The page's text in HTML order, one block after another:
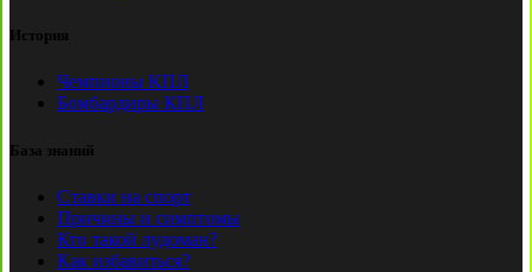
История
Чемпионы КПЛ
Бомбардиры КПЛ
База знаний
Ставки на спорт
Причины и симптомы
Кто такой лудоман?
Как избавиться?